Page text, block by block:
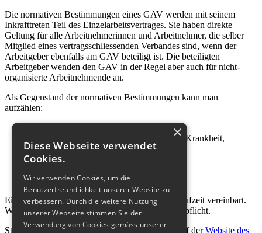
Die normativen Bestimmungen eines GAV werden mit seinem
Inkrafttreten Teil des Einzelarbeitsvertrages. Sie haben direkte
Geltung für alle Arbeitnehmerinnen und Arbeitnehmer, die selber
Mitglied eines vertragsschliessenden Verbandes sind, wenn der
Arbeitgeber ebenfalls am GAV beteiligt ist. Die beteiligten
Arbeitgeber wenden den GAV in der Regel aber auch für nicht-
organisierte Arbeitnehmende an.
Als Gegenstand der normativen Bestimmungen kann man
aufzählen:
Lohn, 13. Monatslohn, Entschädigungen
Lohnfortzahlung bei Verhinderung wegen Krankheit,
Mutterschaft und Militärdienst
Ferien
Erweiterung des Kündigungsschutzes
Ein GAV wird meistens mit einer bestimmten Laufzeit vereinbart.
Während der Laufzeit besteht beidseitig Friedenspflicht.
Statistischen Angaben zu den GAV finden Sie auf derWebsite des
×
Diese Webseite verwendet
Cookies.
Wir verwenden Cookies, um die
Benutzerfreundlichkeit unserer Website zu
verbessern. Durch die weitere Nutzung
unserer Webseite stimmen Sie der
Verwendung von Cookies gemäss unserer